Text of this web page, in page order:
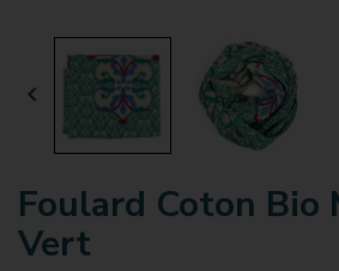

Foulard Coton Bio
Vert